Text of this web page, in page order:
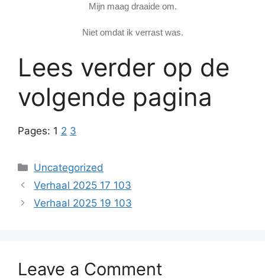
Mijn maag draaide om.
Niet omdat ik verrast was.
Lees verder op de
volgende pagina
Pages: 1 2 3
Categories
Uncategorized
Verhaal 2025 17 103
Verhaal 2025 19 103
Leave a Comment